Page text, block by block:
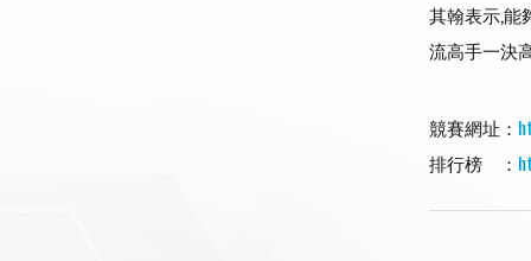
其翰表示,能
流高手一決
競賽網址：
排行榜 ：